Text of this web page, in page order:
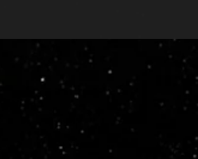
api/v1 Flag is